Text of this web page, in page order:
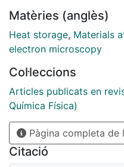
estimated showing that
systems are potentially
traditional 2-tank molten
Matèries (anglès)
Heat storage, Materials
electron microscopy
Col·leccions
Articles publicats en
Química Física)
Pàgina completa de
Citació